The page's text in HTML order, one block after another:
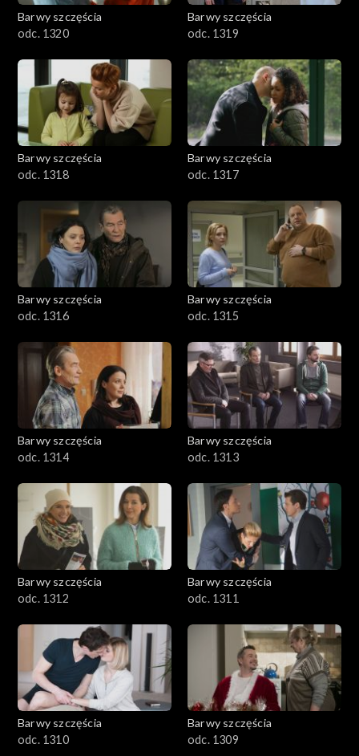
Barwy szczęścia
odc. 1320
Barwy szczęścia
odc. 1319
Barwy szczęścia
odc. 1318
Barwy szczęścia
odc. 1317
Barwy szczęścia
odc. 1316
Barwy szczęścia
odc. 1315
Barwy szczęścia
odc. 1314
Barwy szczęścia
odc. 1313
Barwy szczęścia
odc. 1312
Barwy szczęścia
odc. 1311
Barwy szczęścia
odc. 1310
Barwy szczęścia
odc. 1309